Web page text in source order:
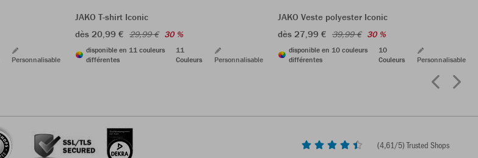
Personnalisable
JAKO T-shirt Iconic
dès 20,99 € 29,99 € 30 %
disponible en 11 couleurs
différentes
11
Couleurs
Personnalisable
JAKO Veste polyester Iconic
dès 27,99 € 39,99 € 30 %
disponible en 10 couleurs
différentes
10
Couleurs
Personnalisable
(4,61/5) Trusted Shops